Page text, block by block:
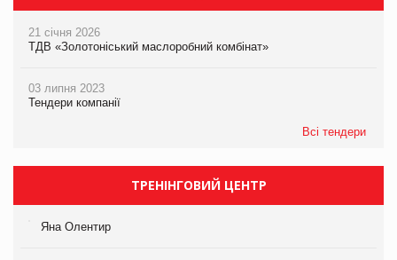
21 січня 2026
ТДВ «Золотоніський маслоробний комбінат»
03 липня 2023
Тендери компанії
Всі тендери
ТРЕНІНГОВИЙ ЦЕНТР
Яна Олентир